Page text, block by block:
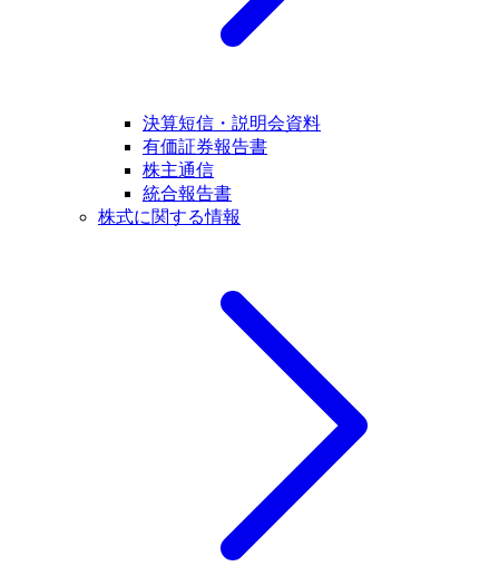
決算短信・説明会資料
有価証券報告書
株主通信
統合報告書
株式に関する情報